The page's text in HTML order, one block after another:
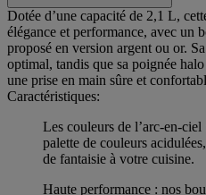
Dotée d’une capacité de 2,1 L,
élégance et performance, avec un
proposé en version argent ou or.
optimal, tandis que sa poignée
une prise en main sûre et
Caractéristiques:
Les couleurs de l’arc-en-
palette de couleurs
de fantaisie à votre cuisine.
Haute performance : nos